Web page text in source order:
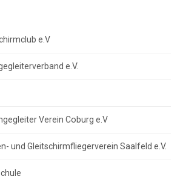
e.V
e.V.
Verein Coburg e.V
und Gleitschirmfliegerverein Saalfeld e.V.